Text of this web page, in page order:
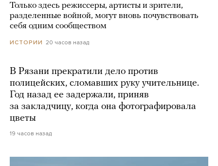
Только здесь режиссеры, артисты и зрители,
разделенные войной, могут вновь почувствовать
себя одним сообществом
ИСТОРИИ 20 часов назад
В Рязани прекратили дело против
полицейских, сломавших руку учительнице.
Год назад ее задержали, приняв
за закладчицу, когда она фотографировала
цветы
19 часов назад